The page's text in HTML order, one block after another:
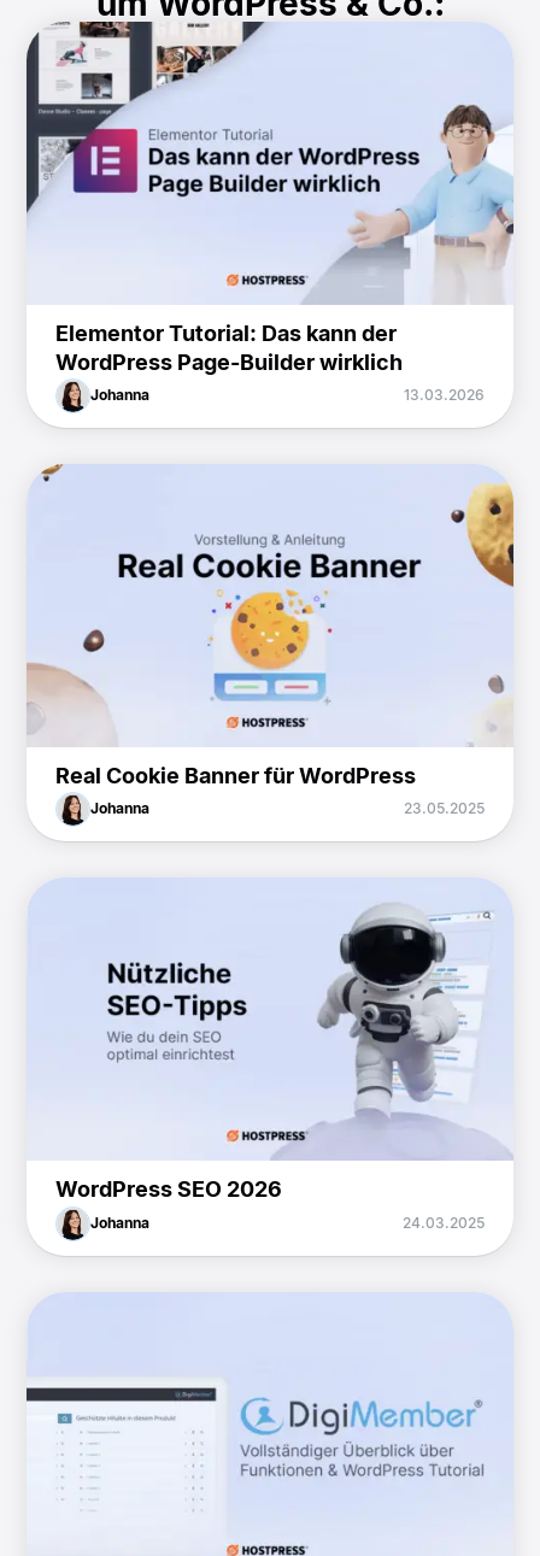
Elementor Tutorial: Das kann der
WordPress Page-Builder wirklich
Johanna 13.03.2026
Real Cookie Banner für WordPress
Johanna 23.05.2025
WordPress SEO 2026
Johanna 24.03.2025